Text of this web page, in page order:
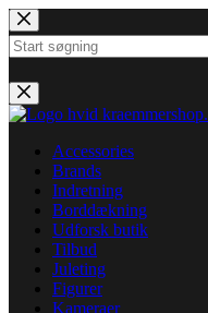
Fortsæt
til
indhold
Ingen
resultater
Accessories
Brands
Indretning
Borddækning
Udforsk butik
Tilbud
Juleting
Figurer
Kameraer